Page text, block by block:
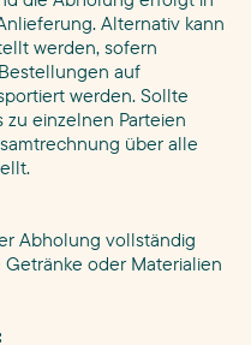
Alternativ kann
werden, sofern
auf
werden. Sollte
einzelnen Parteien
über alle
Abholung vollständig
oder Materialien